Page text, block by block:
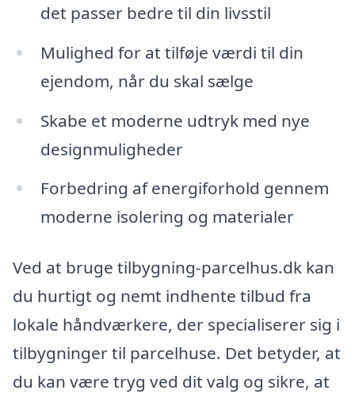
det passer bedre til din livsstil
Mulighed for at tilføje værdi til din
ejendom, når du skal sælge
Skabe et moderne udtryk med nye
designmuligheder
Forbedring af energiforhold gennem
moderne isolering og materialer
Ved at bruge tilbygning-parcelhus.dk kan
du hurtigt og nemt indhente tilbud fra
lokale håndværkere, der specialiserer sig i
tilbygninger til parcelhuse. Det betyder, at
du kan være tryg ved dit valg og sikre, at